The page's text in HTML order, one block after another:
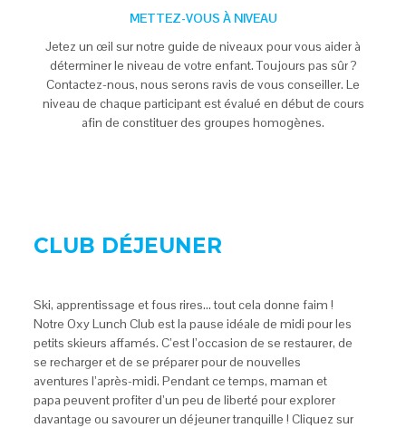
METTEZ-VOUS À NIVEAU
Jetez un œil sur notre guide de niveaux pour vous aider à
déterminer le niveau de votre enfant. Toujours pas sûr ?
Contactez-nous, nous serons ravis de vous conseiller. Le
niveau de chaque participant est évalué en début de cours
afin de constituer des groupes homogènes.
CLUB DÉJEUNER
Ski, apprentissage et fous rires… tout cela donne faim !
Notre Oxy Lunch Club est la pause idéale de midi pour les
petits skieurs affamés. C’est l’occasion de se restaurer, de
se recharger et de se préparer pour de nouvelles
aventures l’après-midi. Pendant ce temps, maman et
papa peuvent profiter d’un peu de liberté pour explorer
davantage ou savourer un déjeuner tranquille ! Cliquez sur